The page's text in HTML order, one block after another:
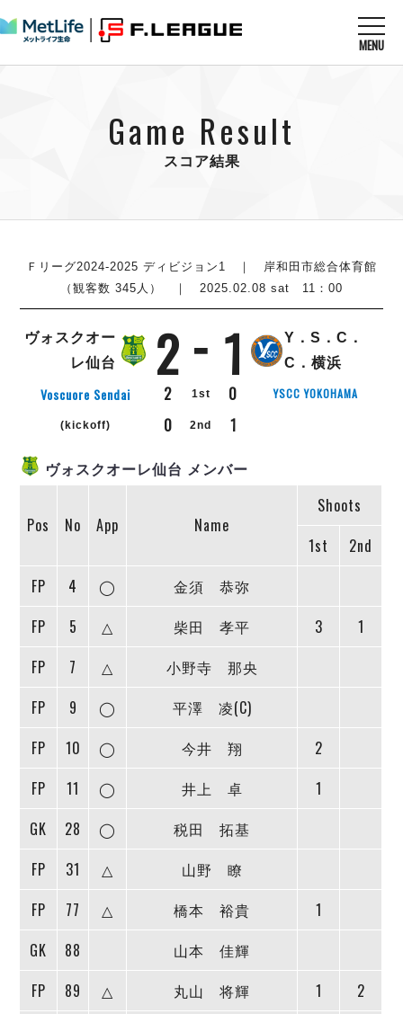
MENU
すべてのニュース
U-23選抜
チケット
メディア情報
その他
試合を観る MATCHES
順位表
警告・退場・出場停止選手
個人ランキング｜ゴール
個人ランキング｜シュート
個人ランキング｜シュート成功率
メットライフ生命Ｆ２リーグ
順位表
警告・退場・出場停止選手
個人ランキング｜シュート
個人ランキング｜第2PK
メットライフ生命Ｆリーグカップ 2026
大会概要
アリーナ情報
チケット情報
過去の記録
エスポラーダ北海道
バルドラール浦安
フウガドールすみだ
立川アスレティックFC
ペスカドーラ町田
ボアルース長野
シュライカー大阪
メットライフ生命Ｆ２リーグ
ヴォスクオーレ仙台
リガーレヴィア葛飾
Y．S．C．C．横浜
ヴィンセドール白山
アグレミーナ浜松
ポルセイド浜田
ミラクルスマイル新居浜
チケットを買う TICKET
アリーナ情報 ARENA
リーグ概要 ABOUT US
リーグ概要
大会概要
クラブライセンス関連
過去の記録 ARCHIVE
過去の試合記録
ディビジョン2 試合記録
Ｆリーグカップ 試合記録
リーグ統計データ
記念ゴール
担当審判員
選手の通算記録（Ｆ１）
バルドラール浦安
フウガドールすみだ
立川アスレティックFC
湘南ベルマーレ
プロジェクト PROJECT
ABeam AWARD
DIVISION 02
Game Result
スコア結果
Ｆリーグ2024-2025 ディビジョン1
｜ 岸和田市総合体育館
（観客数 345人） ｜ 2025.02.08 sat 11：00
ヴォスクオー
レ仙台
2 1
Y．S．C．
C．横浜
Voscuore Sendai 2 1st 0 YSCC YOKOHAMA
(kickoff) 0 2nd
1
ヴォスクオーレ仙台 メンバー
Pos No App Name
Shoots
1st
2nd
FP
4 ◯
金須 恭弥
FP
5 △ 柴田 孝平 3
1
FP
7 △
小野寺 那央
FP
9 ◯
平澤 凌(C)
FP
10 ◯ 今井 翔
2
FP
11 ◯ 井上 卓
1
GK
28 ◯
税田 拓基
FP
31 △
山野 瞭
FP
77 △ 橋本 裕貴
1
GK
88
山本 佳輝
FP
89 △ 丸山 将輝 1
2